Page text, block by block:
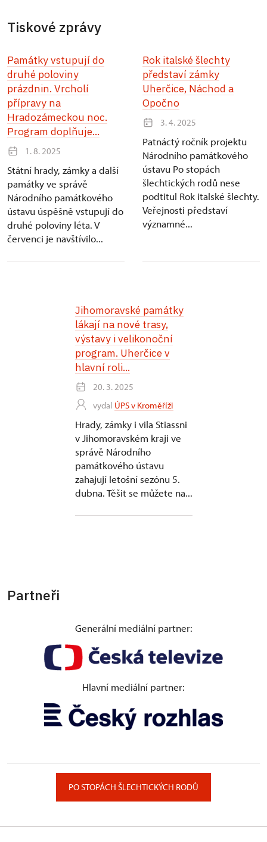
Tiskové zprávy
Památky vstupují do
druhé poloviny
prázdnin. Vrcholí
přípravy na
Hradozámeckou noc.
Program doplňuje...
1. 8. 2025
Státní hrady, zámky a další
památky ve správě
Národního památkového
ústavu úspěšně vstupují do
druhé poloviny léta. V
červenci je navštívilo...
Rok italské šlechty
představí zámky
Uherčice, Náchod a
Opočno
3. 4. 2025
Patnáctý ročník projektu
Národního památkového
ústavu Po stopách
šlechtických rodů nese
podtitul Rok italské šlechty.
Veřejnosti představí
významné...
Jihomoravské památky
lákají na nové trasy,
výstavy i velikonoční
program. Uherčice v
hlavní roli...
20. 3. 2025
vydal ÚPS v Kroměříži
Hrady, zámky i vila Stiassni
v Jihomoravském kraji ve
správě Národního
památkového ústavu
zahajují letošní sezónu 5.
dubna. Těšit se můžete na...
Partneři
Generální mediální partner:
Hlavní mediální partner:
PO STOPÁCH ŠLECHTICKÝCH RODŮ